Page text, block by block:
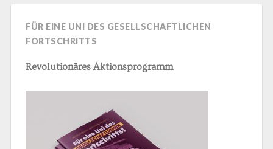
FÜR EINE UNI DES GESELLSCHAFTLICHEN
FORTSCHRITTS
Revolutionäres Aktionsprogramm